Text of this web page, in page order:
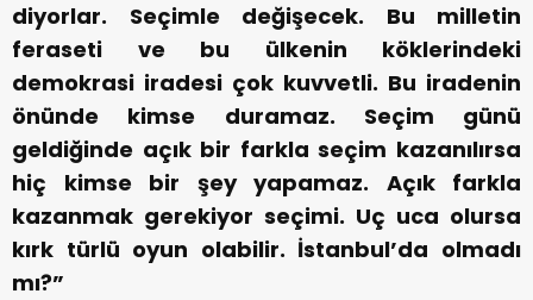
diyorlar. Seçimle değişecek. Bu milletin
feraseti ve bu ülkenin köklerindeki
demokrasi iradesi çok kuvvetli. Bu iradenin
önünde kimse duramaz. Seçim günü
geldiğinde açık bir farkla seçim kazanılırsa
hiç kimse bir şey yapamaz. Açık farkla
kazanmak gerekiyor seçimi. Uç uca olursa
kırk türlü oyun olabilir. İstanbul’da olmadı
mı?”